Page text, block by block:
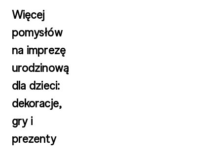
Więcej
pomysłów
na imprezę
urodzinową
dla dzieci:
dekoracje,
gry i
prezenty